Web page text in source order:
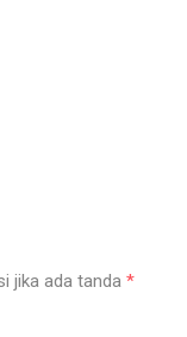
jika ada tanda *